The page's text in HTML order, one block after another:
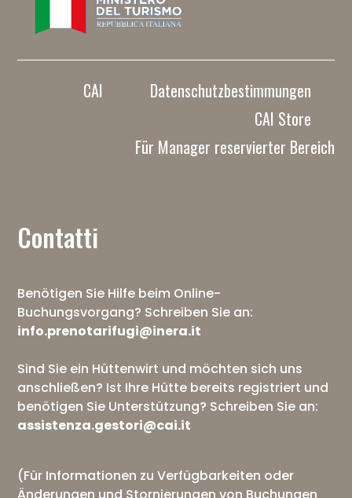
CAI
Datenschutzbestimmungen
CAI Store
Für Manager reservierter Bereich
Contatti
Benötigen Sie Hilfe beim Online-
Buchungsvorgang? Schreiben Sie an:
info.prenotarifugi@inera.it
Sind Sie ein Hüttenwirt und möchten sich uns
anschließen? Ist Ihre Hütte bereits registriert und
benötigen Sie Unterstützung? Schreiben Sie an:
assistenza.gestori@cai.it
(Für Informationen zu Verfügbarkeiten oder
Änderungen und Stornierungen von Buchungen